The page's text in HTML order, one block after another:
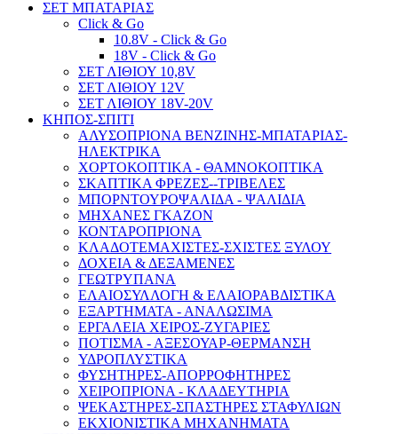
ΣΕΤ ΜΠΑΤΑΡΙΑΣ
Click & Go
10.8V - Click & Go
18V - Click & Go
ΣΕΤ ΛΙΘΙΟΥ 10,8V
ΣΕΤ ΛΙΘΙΟΥ 12V
ΣΕΤ ΛΙΘΙΟΥ 18V-20V
ΚΗΠΟΣ-ΣΠΙΤΙ
ΑΛΥΣΟΠΡΙΟΝΑ ΒΕΝΖΙΝΗΣ-ΜΠΑΤΑΡΙΑΣ-
ΗΛΕΚΤΡΙΚΑ
ΧΟΡΤΟΚΟΠΤΙΚΑ - ΘΑΜΝΟΚΟΠΤΙΚΑ
ΣΚΑΠΤΙΚΑ ΦΡΕΖΕΣ--ΤΡΙΒΕΛΕΣ
ΜΠΟΡΝΤΟΥΡΟΨΑΛΙΔΑ - ΨΑΛΙΔΙΑ
ΜΗΧΑΝΕΣ ΓΚΑΖΟΝ
ΚΟΝΤΑΡΟΠΡΙΟΝΑ
ΚΛΑΔΟΤΕΜΑΧΙΣΤΕΣ-ΣΧΙΣΤΕΣ ΞΥΛΟΥ
ΔΟΧΕΙΑ & ΔΕΞΑΜΕΝΕΣ
ΓΕΩΤΡΥΠΑΝΑ
ΕΛΑΙΟΣΥΛΛΟΓΗ & ΕΛΑΙΟΡΑΒΔΙΣΤΙΚΑ
ΕΞΑΡΤΗΜΑΤΑ - ΑΝΑΛΩΣΙΜΑ
ΕΡΓΑΛΕΙΑ ΧΕΙΡΟΣ-ΖΥΓΑΡΙΕΣ
ΠΟΤΙΣΜΑ - ΑΞΕΣΟΥΑΡ-ΘΕΡΜΑΝΣΗ
ΥΔΡΟΠΛΥΣΤΙΚΑ
ΦΥΣΗΤΗΡΕΣ-ΑΠΟΡΡΟΦΗΤΗΡΕΣ
ΧΕΙΡΟΠΡΙΟΝΑ - ΚΛΑΔΕΥΤΗΡΙΑ
ΨΕΚΑΣΤΗΡΕΣ-ΣΠΑΣΤΗΡΕΣ ΣΤΑΦΥΛΙΩΝ
ΕΚΧΙΟΝΙΣΤΙΚΑ ΜΗΧΑΝΗΜΑΤΑ